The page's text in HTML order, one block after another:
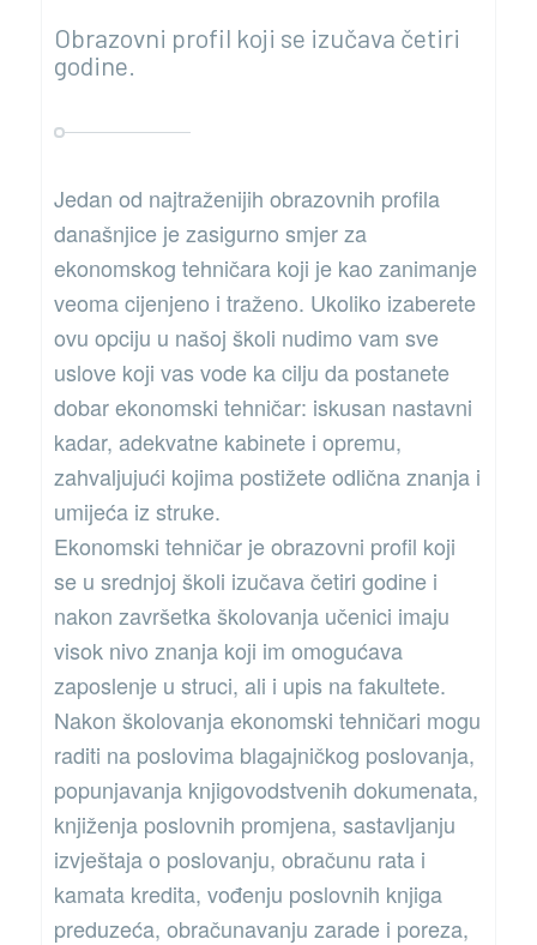
Obrazovni profil koji se izučava četiri
godine.
Jedan od najtraženijih obrazovnih profila
današnjice je zasigurno smjer za
ekonomskog tehničara koji je kao zanimanje
veoma cijenjeno i traženo. Ukoliko izaberete
ovu opciju u našoj školi nudimo vam sve
uslove koji vas vode ka cilju da postanete
dobar ekonomski tehničar: iskusan nastavni
kadar, adekvatne kabinete i opremu,
zahvaljujući kojima postižete odlična znanja i
umijeća iz struke.
Ekonomski tehničar je obrazovni profil koji
se u srednjoj školi izučava četiri godine i
nakon završetka školovanja učenici imaju
visok nivo znanja koji im omogućava
zaposlenje u struci, ali i upis na fakultete.
Nakon školovanja ekonomski tehničari mogu
raditi na poslovima blagajničkog poslovanja,
popunjavanja knjigovodstvenih dokumenata,
knjiženja poslovnih promjena, sastavljanju
izvještaja o poslovanju, obračunu rata i
kamata kredita, vođenju poslovnih knjiga
preduzeća, obračunavanju zarade i poreza,